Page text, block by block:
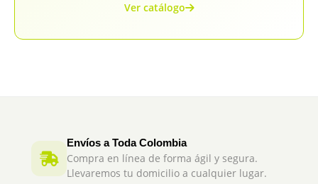
Ver catálogo
Envíos a Toda Colombia
Compra en línea de forma ágil y segura.
Llevaremos tu domicilio a cualquier lugar.